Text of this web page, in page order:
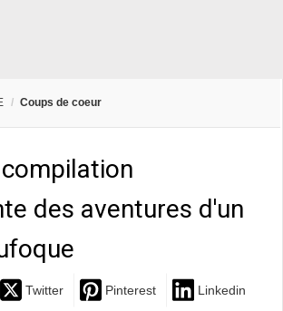
/ Coups de coeur
des aventures d'un
Twitter Pinterest Linkedin